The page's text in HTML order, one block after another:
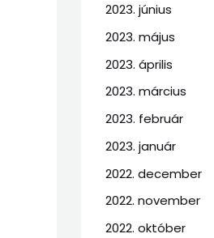
2023. június
2023. május
2023. április
2023. március
2023. február
2023. január
2022. december
2022. november
2022. október